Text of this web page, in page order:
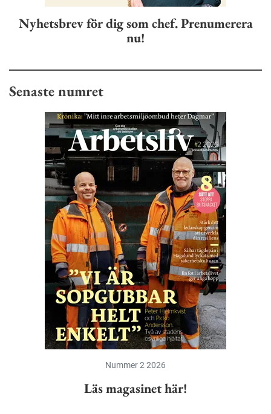
Nyhetsbrev för dig som chef. Prenumerera
nu!
Senaste numret
Nummer 2 2026
Läs magasinet här!